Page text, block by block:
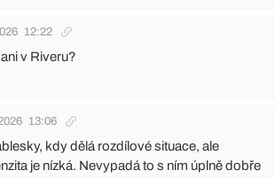
12:22
v Riveru?
13:06
kdy dělá rozdílové situace, ale
je nízká. Nevypadá to s ním úplně dobře